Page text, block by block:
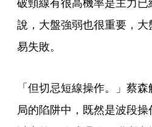
說，大盤強弱也很重要，
易失敗。
「但切忌短線操作。」蔡
局的陷阱中，既然是波段